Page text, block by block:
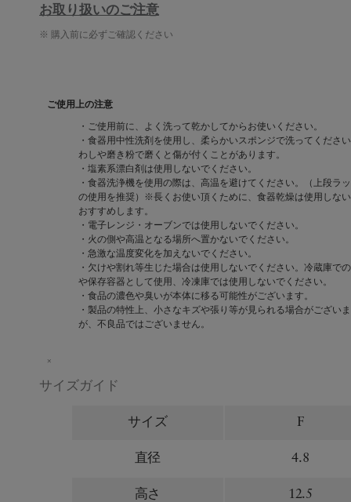
お取り扱いのご注意
※ 購入前に必ずご確認ください
ご使用上の注意
・ご使用前に、よく洗って乾かしてからお使いください。
・食器用中性洗剤を使用し、柔らかいスポンジで洗ってくださ
わしや磨き粉で磨くと傷が付くことがあります。
・塩素系漂白剤は使用しないでください。
・食器洗浄機を使用の際は、高温を避けてください。（上段ラ
の使用を推奨）※長くお使い頂くために、食器乾燥は使用しな
おすすめします。
・電子レンジ・オーブンでは使用しないでください。
・火の側や高温となる場所へ置かないでください。
・急激な温度変化を加えないでください。
・欠けや割れ等生じた場合は使用しないでください。冷蔵庫で
や保存容器として使用、冷凍庫では使用しないでください。
・食品の濃色や臭いが本体に移る可能性がございます。
・製品の特性上、小さなキズや張り等が見られる場合がござい
が、不良品ではございません。
×
サイズガイド
サイズ F
直径 4.8
高さ 12.5